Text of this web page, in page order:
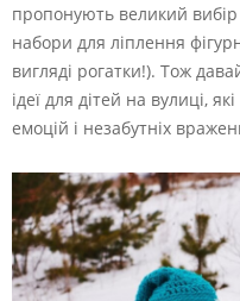
пропонують великий
набори для ліплення
вигляді рогатки!). Тож
ідеї для дітей на вулиці,
емоцій і незабутніх